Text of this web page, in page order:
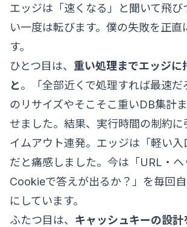
エッジは「速くなる」と聞いて飛び
い一度は転びます。僕の失敗を正直
す。
ひとつ目は、 重い処理までエッジに
と。「全部近くで処理すれば最速だ
のリサイズやそこそこ重いDB集計
せました。結果、実行時間の制約に
イムアウト連発。エッジは「軽い
だと痛感しました。今は「URL・ヘ
Cookieで答えが出るか？」を毎回
にしています。
ふたつ目は、 キャッシュキーの設計